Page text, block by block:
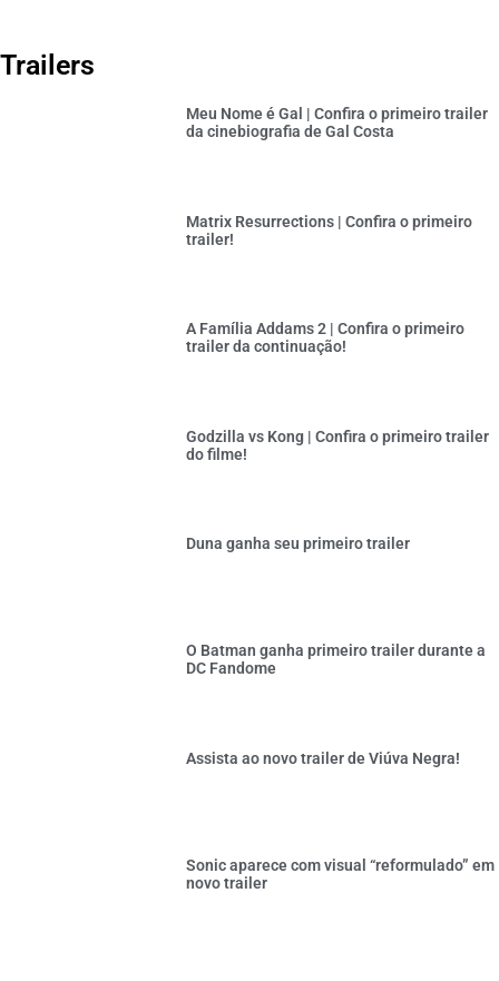
Trailers
Meu Nome é Gal | Confira o primeiro trailer
da cinebiografia de Gal Costa
Matrix Resurrections | Confira o primeiro
trailer!
A Família Addams 2 | Confira o primeiro
trailer da continuação!
Godzilla vs Kong | Confira o primeiro trailer
do filme!
Duna ganha seu primeiro trailer
O Batman ganha primeiro trailer durante a
DC Fandome
Assista ao novo trailer de Viúva Negra!
Sonic aparece com visual “reformulado” em
novo trailer